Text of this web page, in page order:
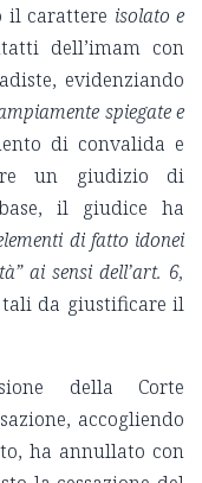
il carattere isolato e
dell’imam con
evidenziando
spiegate e
di convalida e
un giudizio di
il giudice ha
di fatto idonei
ai sensi dell’art. 6,
da giustificare il
della Corte
accogliendo
ha annullato con